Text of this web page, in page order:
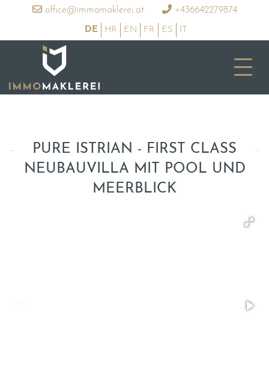
office@immomaklerei.at +436642279874
DE HR EN FR ES IT
PURE ISTRIAN - FIRST CLASS
NEUBAUVILLA MIT POOL UND
MEERBLICK